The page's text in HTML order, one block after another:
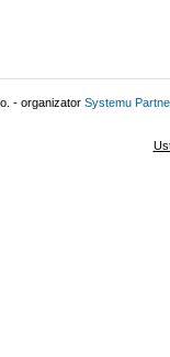
- organizator Systemu